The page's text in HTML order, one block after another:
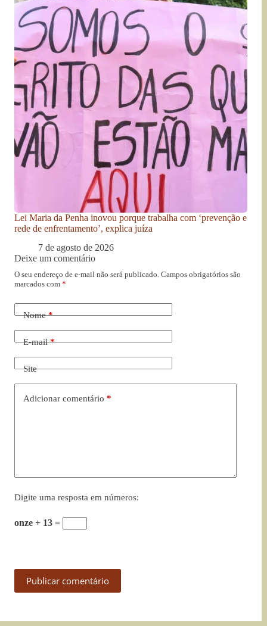
Lei Maria da Penha inovou porque trabalha com ‘prevenção e
rede de enfrentamento’, explica juíza
7 de agosto de 2026
Deixe um comentário
O seu endereço de e-mail não será publicado. Campos obrigatórios são
marcados com *
Nome*
E-mail*
Site
Adicionar comentário *
Digite uma resposta em números:
onze + 13 =
Publicar comentário